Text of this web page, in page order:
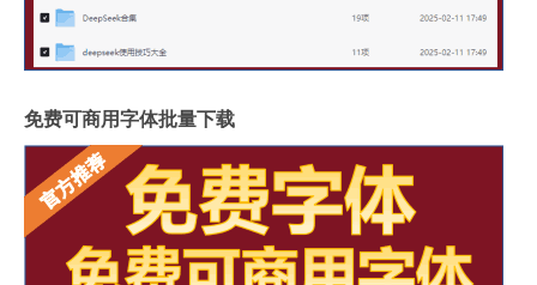
免费可商用字体批量下载